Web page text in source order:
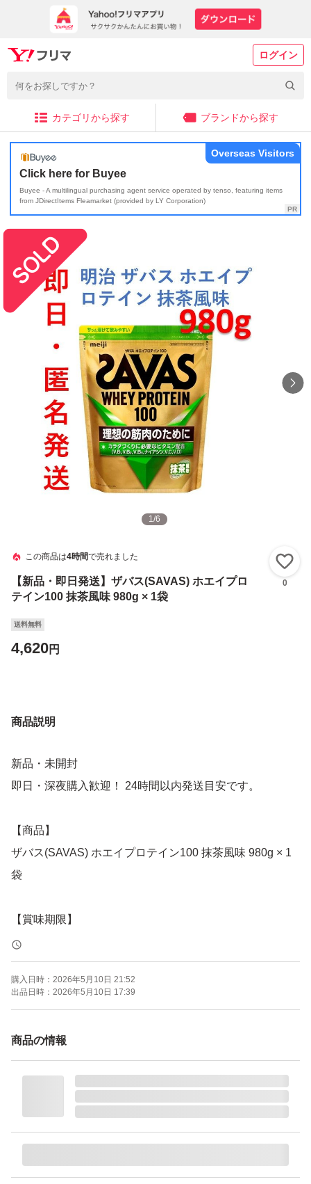
ログイン
カテゴリから探す ブランドから探す
Click here for Buyee
Buyee - A multilingual purchasing agent service operated by tenso, featuring items
from JDirectItems Fleamarket (provided by LY Corporation)
Overseas Visitors
1/6
この商品は4時間で売れました
【新品・即日発送】ザバス(SAVAS) ホエイプロ
テイン100 抹茶風味 980g × 1袋
0
送料無料
4,620円
商品説明
新品・未開封
即日・深夜購入歓迎！ 24時間以内発送目安です。
【商品】
ザバス(SAVAS) ホエイプロテイン100 抹茶風味 980g × 1
袋
【賞味期限】
２０２８年１月
■発送方法
ゆうパケットポスト
【出品者よりお客様へ】
す。
※賞味期限、使用期限のある出品に関しましては、在庫状
況に応じて記載日より新しい物をお送りする場合がござい
購入日時： 2026年5月10日 21:52
出品日時： 2026年5月10日 17:39
商品の情報